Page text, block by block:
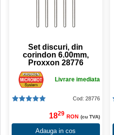
Set discuri, din
corindon 6.00mm,
Proxxon 28776
Livrare imediata
Cod: 28776
1829 RON (cu TVA)
Adauga in cos